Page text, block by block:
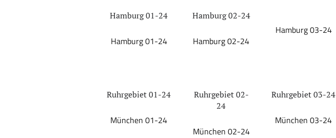
Hamburg 01-24
Hamburg 01-24
Hamburg 02-24
Hamburg 02-24
Hamburg 03-24
Ruhrgebiet 01-24
München 01-24
Ruhrgebiet 02-
24
München 02-24
Ruhrgebiet 03-24
München 03-24